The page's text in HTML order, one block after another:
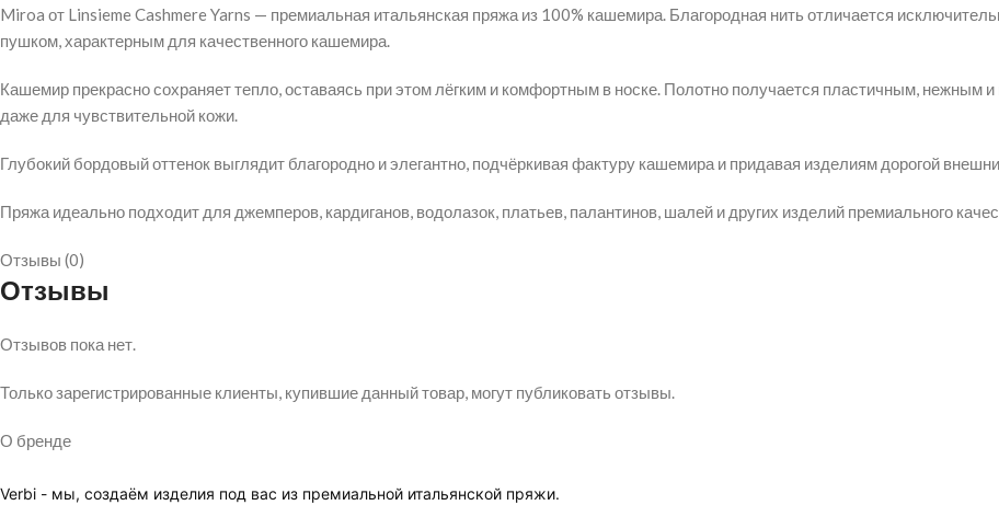
Miroa от Linsieme Cashmere Yarns — премиальная итальянская пряжа из 100% кашемира. Благородная нить отличается
пушком, характерным для качественного кашемира.
Кашемир прекрасно сохраняет тепло, оставаясь при этом лёгким и комфортным в носке. Полотно получается пластичным, нежным
даже для чувствительной кожи.
Глубокий бордовый оттенок выглядит благородно и элегантно, подчёркивая фактуру кашемира и придавая изделиям дорогой
Пряжа идеально подходит для джемперов, кардиганов, водолазок, платьев, палантинов, шалей и других изделий премиального
Отзывы (0)
Отзывы
Отзывов пока нет.
Только зарегистрированные клиенты, купившие данный товар, могут публиковать отзывы.
О бренде
Verbi - мы, создаём изделия под вас из премиальной итальянской пряжи.